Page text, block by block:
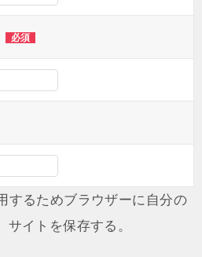
必須
するためブラウザーに自分の
イトを保存する。